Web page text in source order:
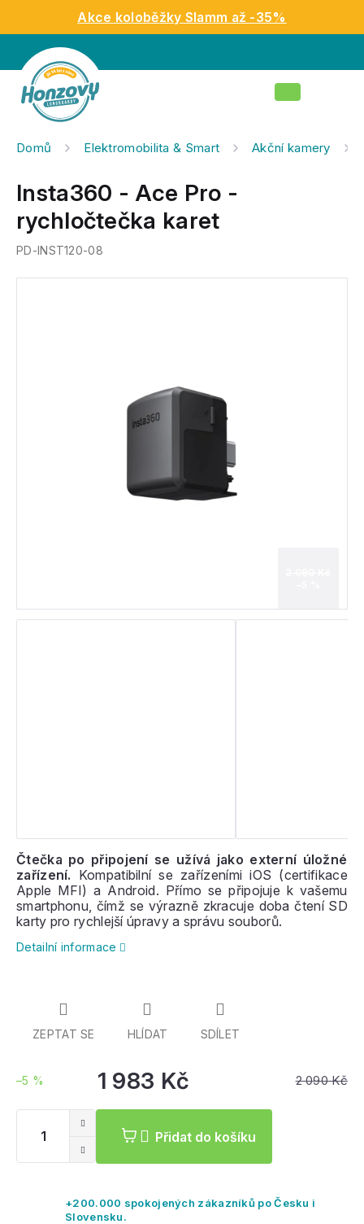
obsah
Akce koloběžky Slamm až -35%
Nákupní
Domů Elektromobilita & Smart Akční kamery
Insta360 - Ace Pro -
rychločtečka karet
PD-INST120-08
2 090 Kč
–5 % 1 983 Kč
cena:
Přidat do košíku
Čtečka po připojení se užívá jako externí úložné
zařízení. Kompatibilní se zařízeními iOS (certifikace
Apple MFI) a Android. Přímo se připojuje k vašemu
smartphonu, čímž se výrazně zkracuje doba čtení SD
karty pro rychlejší úpravy a správu souborů.
Detailní informace
ZEPTAT SE HLÍDAT SDÍLET
+200.000 spokojených zákazníků po Česku i
Slovensku.